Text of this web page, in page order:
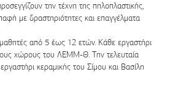
την τέχνη της πηλοπλαστικής,
με δραστηριότητες και επαγγέλματα
από 5 έως 12 ετών. Κάθε εργαστήρι
χώρους του ΛΕΜΜ-Θ. Την τελευταία
κεραμικής του Σίμου και Βασίλη